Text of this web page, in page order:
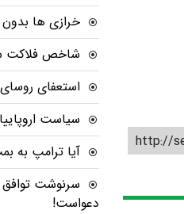
http://
خرازی ها بدون
شاخص فلاکت
استعفای
سیاست
آیا ترامپ به
سرنوشت
دعواست!